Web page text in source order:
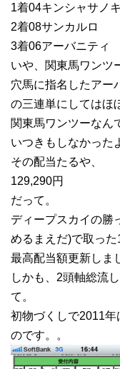
1着04キンシャサノ
2着08サンカルロ
3着06アーバニティ
いや、関東馬ワンツ
穴馬に指名したアー
の三連単にしてはほ
関東馬ワンツーなん
いつきもしなかった
その配当たるや、
129,290円
だって。
ディープスカイの勝
めるまえだ)で取った
最高配当額更新しま
しかも、2頭軸総流
て。
初物づくしで2011
のです。。